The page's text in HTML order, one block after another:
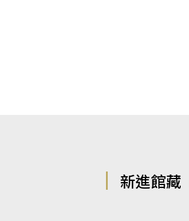
新進館藏